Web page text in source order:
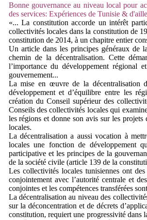
Bonne gouvernance au niveau local pour
des services: Expériences de Tunisie &
«... La constitution accorde un intérêt
collectivités locales dans la constitution de
constitution de 2014, à un chapitre entier
Un article dans les principes généraux de
chemin de la décentralisation. Cette
l’importance du développement
gouvernement...
La mise en œuvre de la décentralisation
développement et d’équilibre entre les
création du Conseil supérieur des
Conseils des collectivités locales qui
les régions et donne son avis sur les
locales.
La décentralisation a aussi vocation à
locales une fonction de développement
participative et les principes de la
de la société civile (article 139 de la
Les collectivités locales tunisiennes ont
conjointement avec l’autorité centrale et
conjointes et les compétences transférées
La décentralisation au niveau des
sur la déconcentration et de décrets
constitution, requiert une progressivité dans